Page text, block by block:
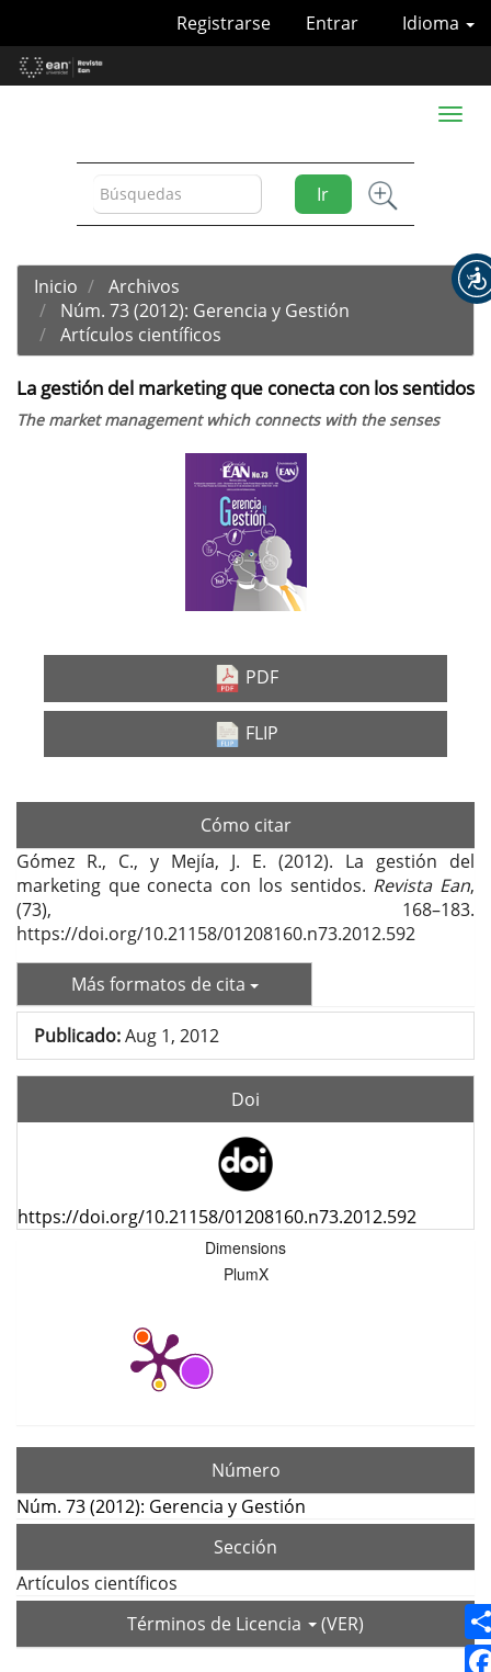
Contenido
principal
Idioma
Registrarse Entrar
Ir
Toggle
Inicio
Archivos
Núm. 73 (2012): Gerencia y Gestión
Artículos científicos
La gestión del marketing que conecta con los sentidos
The market management which connects with the senses
PDF
FLIP
Cómo citar
Gómez R., C., y Mejía, J. E. (2012). La gestión del
marketing que conecta con los sentidos. Revista Ean,
(73), 168–183.
https://doi.org/10.21158/01208160.n73.2012.592
Más formatos de cita
Publicado:Aug 1, 2012
Doi
https://doi.org/10.21158/01208160.n73.2012.592
Dimensions
PlumX
Número
Núm. 73 (2012): Gerencia y Gestión
Sección
Artículos científicos
Términos de Licencia
(VER)